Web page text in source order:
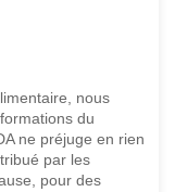
nous
du
ne préjuge en rien
par les
pour des